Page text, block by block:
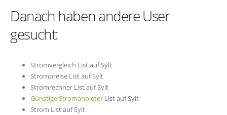
Danach haben andere User
gesucht:
Stromvergleich List auf Sylt
Strompreise List auf Sylt
Stromrechner List auf Sylt
Günstige Stromanbieter List auf Sylt
Strom List auf Sylt